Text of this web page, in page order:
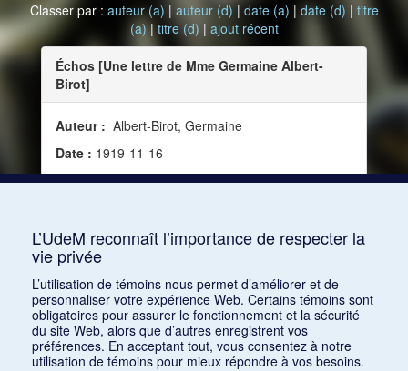
Classer par : auteur (a) | auteur (d) | date (a) | date (d) | titre
(a)| titre (d) | ajout récent
Échos [Une lettre de Mme Germaine Albert-
Birot]
Auteur : Albert-Birot, Germaine
Date : 1919-11-16
Source :Mercure de France, vol. 136, no 514 (16
L’UdeM reconnaît l’importance de respecter la
vie privée
L’utilisation de témoins nous permet d’améliorer et de
personnaliser votre expérience Web. Certains témoins sont
obligatoires pour assurer le fonctionnement et la sécurité
du site Web, alors que d’autres enregistrent vos
préférences. En acceptant tout, vous consentez à notre
utilisation de témoins pour mieux répondre à vos besoins.